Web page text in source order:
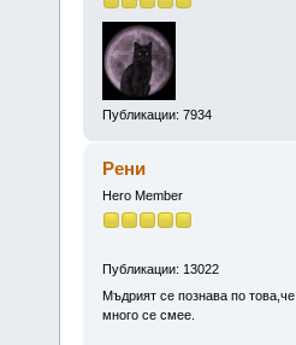
Публикации: 7934
Рени
Hero Member
Публикации: 13022
Мъдрият се познава по това,че
много се смее.